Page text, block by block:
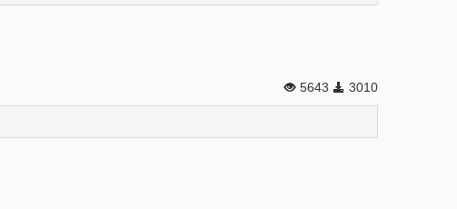
5643 3010